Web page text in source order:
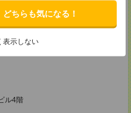
どちらも気になる！
表示しない
3 甲府丸の内ビル5階
ル4階